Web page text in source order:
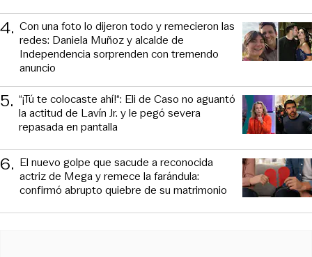
4. Con una foto lo dijeron todo y remecieron las
redes: Daniela Muñoz y alcalde de
Independencia sorprenden con tremendo
anuncio
5. “¡Tú te colocaste ahí!“: Eli de Caso no aguantó
la actitud de Lavín Jr. y le pegó severa
repasada en pantalla
6. El nuevo golpe que sacude a reconocida
actriz de Mega y remece la farándula:
confirmó abrupto quiebre de su matrimonio